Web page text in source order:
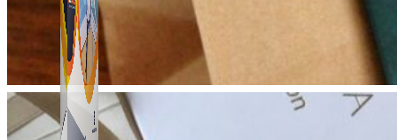
Công cụ giúp bạn tải video Tiktok không có logo
nhanh chóng.